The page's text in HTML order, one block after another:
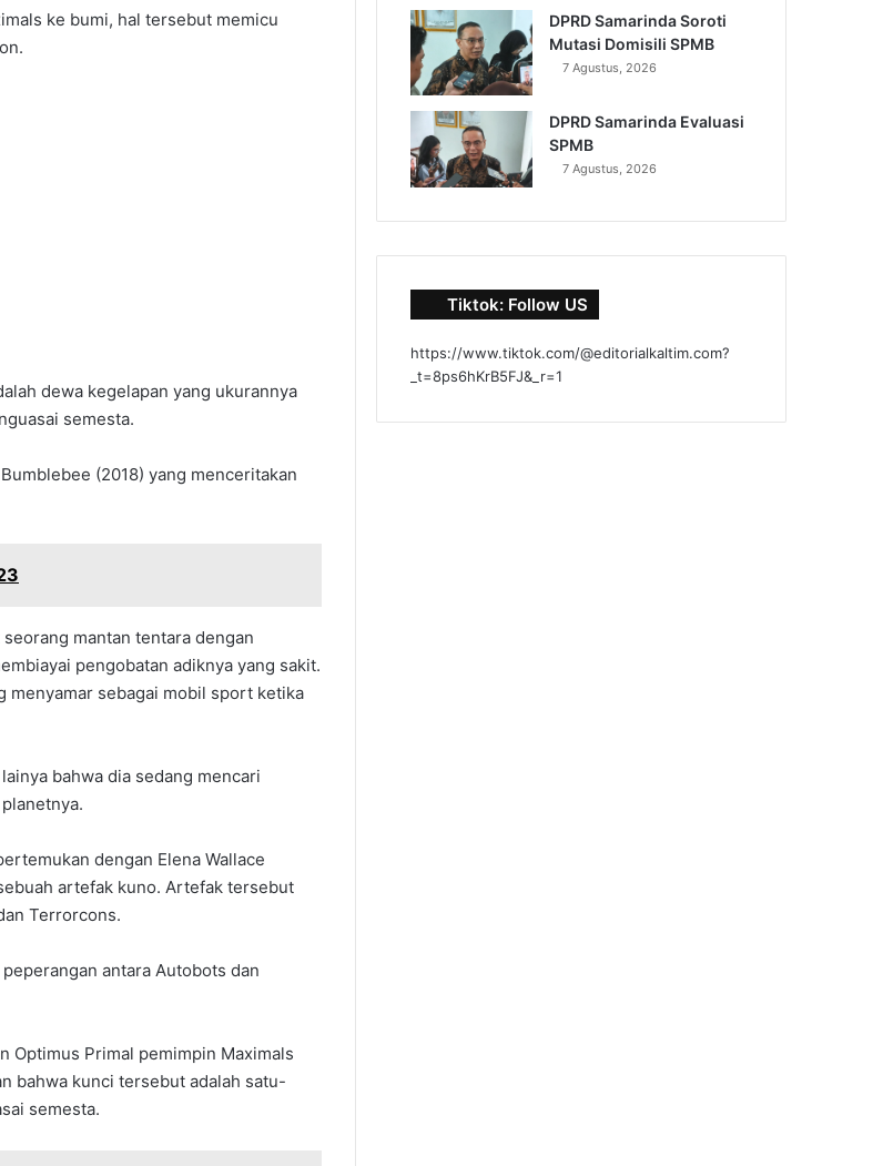
ke bumi, hal tersebut memicu
dewa kegelapan yang ukurannya
semesta.
(2018) yang menceritakan
mantan tentara dengan
pengobatan adiknya yang sakit.
menyamar sebagai mobil sport ketika
bahwa dia sedang mencari
dengan Elena Wallace
artefak kuno. Artefak tersebut
Terrorcons.
antara Autobots dan
Optimus Primal pemimpin Maximals
bahwa kunci tersebut adalah satu-
semesta.
DPRD Samarinda Soroti
Mutasi Domisili SPMB
7 Agustus, 2026
DPRD Samarinda Evaluasi
SPMB
7 Agustus, 2026
Tiktok: Follow US
https://www.tiktok.com/@editorialkaltim.com?
_t=8ps6hKrB5FJ&_r=1